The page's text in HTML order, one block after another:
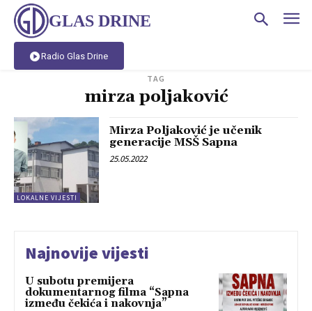
GLAS DRINE
Radio Glas Drine
TAG
mirza poljaković
LOKALNE VIJESTI
Mirza Poljaković je učenik
generacije MSŠ Sapna
25.05.2022
Najnovije vijesti
U subotu premijera
dokumentarnog filma “Sapna
između čekića i nakovnja”